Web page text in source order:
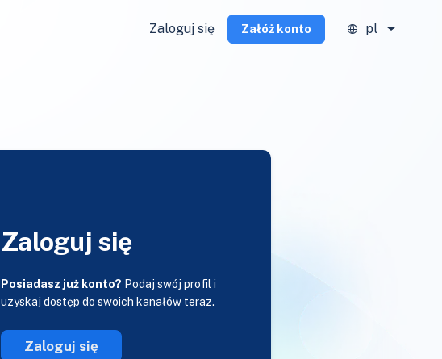
Zaloguj się Załóż konto pl
Zaloguj się
Posiadasz już konto? Podaj swój profil i
uzyskaj dostęp do swoich kanałów teraz.
Zaloguj się